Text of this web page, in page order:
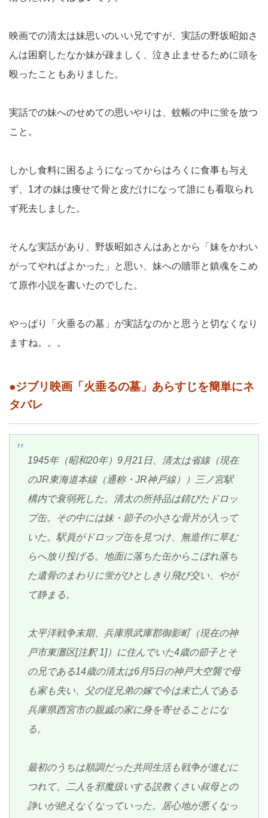
映画での清太は妹思いのいい兄ですが、実話の野坂昭如さ
んは困窮したなか妹が疎ましく、泣き止ませるために頭を
殴ったこともありました。
実話での妹へのせめての思いやりは、蚊帳の中に蛍を放つ
こと。
しかし食料に困るようになってからはろくに食事も与え
ず、1才の妹は痩せて骨と皮だけになって誰にも看取られ
ず死去しました。
そんな実話があり、野坂昭如さんはあとから「妹をかわい
がってやればよかった」と思い、妹への贖罪と鎮魂をこめ
て原作小説を書いたのでした。
やっぱり「火垂るの墓」が実話なのかと思うと切なくなり
ますね。。。
●ジブリ映画「火垂るの墓」あらすじを簡単にネ
タバレ
1945年（昭和20年）9月21日、清太は省線（現在
のJR東海道本線（通称・JR神戸線））三ノ宮駅
構内で衰弱死した。清太の所持品は錆びたドロッ
プ缶。その中には妹・節子の小さな骨片が入って
いた。駅員がドロップ缶を見つけ、無造作に草む
らへ放り投げる。地面に落ちた缶からこぼれ落ち
た遺骨のまわりに蛍がひとしきり飛び交い、やが
て静まる。
太平洋戦争末期、兵庫県武庫郡御影町（現在の神
戸市東灘区[注釈 1]）に住んでいた4歳の節子とそ
の兄である14歳の清太は6月5日の神戸大空襲で母
も家も失い、父の従兄弟の嫁で今は未亡人である
兵庫県西宮市の親戚の家に身を寄せることにな
る。
最初のうちは順調だった共同生活も戦争が進むに
つれて、二人を邪魔扱いする説教くさい叔母との
諍いが絶えなくなっていった。居心地が悪くなっ